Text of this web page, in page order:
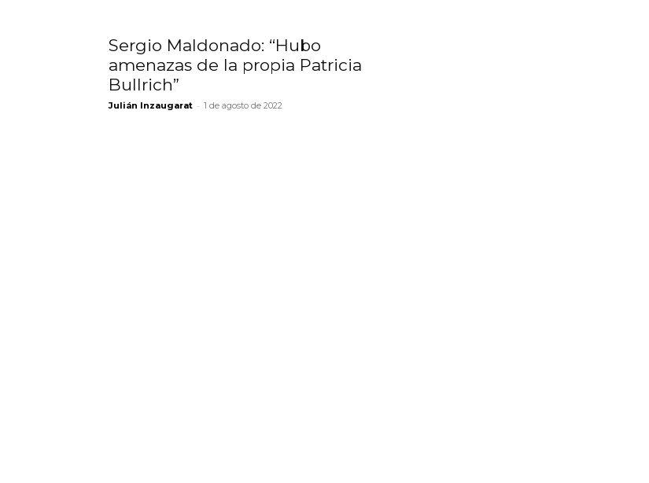
Sergio Maldonado: “Hubo
amenazas de la propia Patricia
Bullrich”
Julián Inzaugarat - 1 de agosto de 2022